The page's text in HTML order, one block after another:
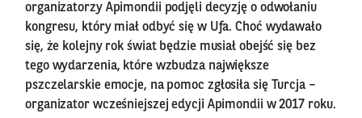
organizatorzy Apimondii podjęli decyzję o odwołaniu
kongresu, który miał odbyć się w Ufa. Choć wydawało
się, że kolejny rok świat będzie musiał obejść się bez
tego wydarzenia, które wzbudza największe
pszczelarskie emocje, na pomoc zgłosiła się Turcja –
organizator wcześniejszej edycji Apimondii w 2017 roku.